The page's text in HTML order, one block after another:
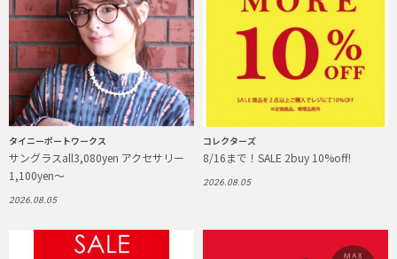
タイニーポートワークス
サングラスall3,080yen アクセサリー
1,100yen〜
2026.08.05
コレクターズ
8/16まで！SALE 2buy 10%off!
2026.08.05